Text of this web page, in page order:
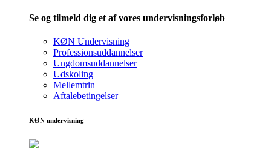
Se og tilmeld dig et af vores undervisningsforløb
KØN Undervisning
Professionsuddannelser
Ungdomsuddannelser
Udskoling
Mellemtrin
Aftalebetingelser
KØN undervisning